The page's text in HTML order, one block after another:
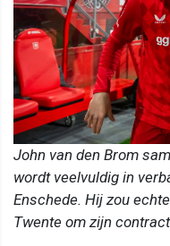
John van den Brom
wordt veelvuldig in
Enschede. Hij zou
Twente om zijn